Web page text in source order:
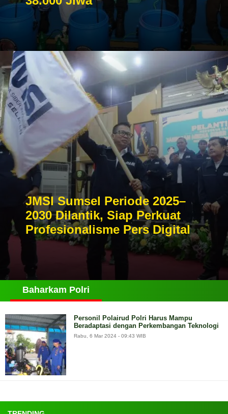
JMSI Sumsel Periode 2025–
2030 Dilantik, Siap Perkuat
Profesionalisme Pers Digital
Baharkam Polri
Personil Polairud Polri Harus Mampu
Beradaptasi dengan Perkembangan Teknologi
Rabu, 6 Mar 2024 - 09:43 WIB